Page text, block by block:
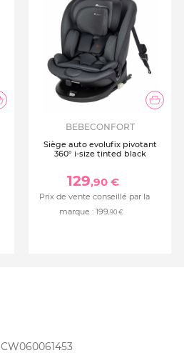
BEBECONFORT
Siège auto evolufix pivotant
360° i-size tinted black
129,90 €
Prix de vente conseillé par la
marque : 199 ,90 €
CW060061453